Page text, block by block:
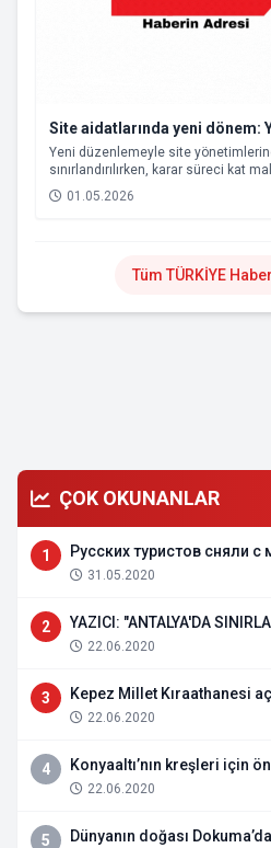
Site aidatlarında yeni dönem:
Yeni düzenlemeyle site
sınırlandırılırken, karar süreci kat
01.05.2026
Tüm TÜRKİYE
ÇOK OKUNANLAR
1 Русских туристов сняли
31.05.2020
2 YAZICI: "ANTALYA'DA
22.06.2020
3 Kepez Millet Kıraathanesi
22.06.2020
4 Konyaaltı’nın kreşleri için
22.06.2020
5 Dünyanın doğası Dokuma’da